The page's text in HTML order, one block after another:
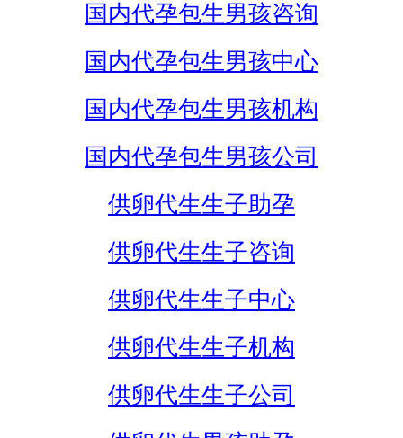
国内代孕包生男孩咨询
国内代孕包生男孩中心
国内代孕包生男孩机构
国内代孕包生男孩公司
供卵代生生子助孕
供卵代生生子咨询
供卵代生生子中心
供卵代生生子机构
供卵代生生子公司